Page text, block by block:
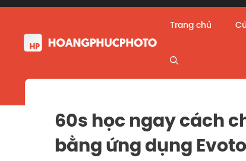
Skip
content
Trang chủ
60s học ngay cách
bằng ứng dụng